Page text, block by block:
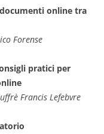
online tra
Forense
pratici per
Francis Lefebvre